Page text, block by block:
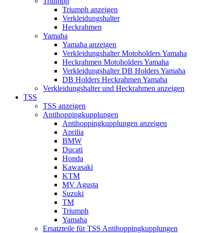
Triumph anzeigen
Verkleidungshalter
Heckrahmen
Yamaha
Yamaha anzeigen
Verkleidungshalter Motoholders Yamaha
Heckrahmen Motoholders Yamaha
Verkleidungshalter DB Holders Yamaha
DB Holders Heckrahmen Yamaha
Verkleidungshalter und Heckrahmen anzeigen
TSS
TSS anzeigen
Antihoppingkupplungen
Antihoppingkupplungen anzeigen
Aprilia
BMW
Ducati
Honda
Kawasaki
KTM
MV Agusta
Suzuki
TM
Triumph
Yamaha
Ersatzteile für TSS Antihoppingkupplungen